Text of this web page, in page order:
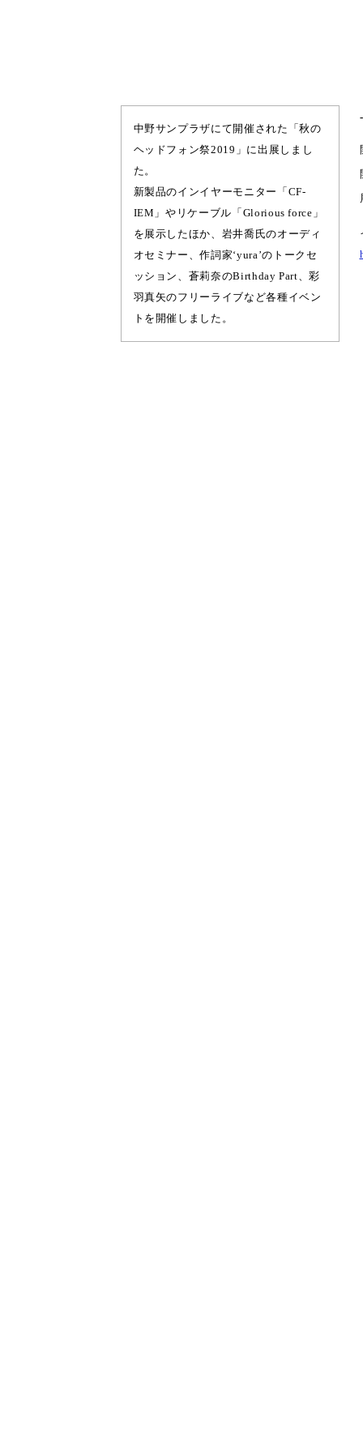
中野サンプラザにて開催された「秋の
ヘッドフォン祭2019」に出展しまし
た。
新製品のインイヤーモニター「CF-
IEM」やリケーブル「Glorious force」
を展示したほか、岩井喬氏のオーディ
オセミナー、作詞家‘yura’のトークセ
ッション、蒼莉奈のBirthday Part、彩
羽真矢のフリーライブなど各種イベン
トを開催しました。